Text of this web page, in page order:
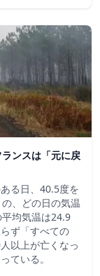
ンスは「元に戻
る日、40.5度を
、どの日の気温
均気温は24.9
ず「すべての
以上が亡くなっ
ている。